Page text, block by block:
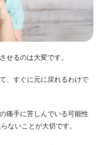
せるのは大変です。
、すぐに元に戻れるわけで
痛手に苦しんでいる可能性
ないことが大切です。